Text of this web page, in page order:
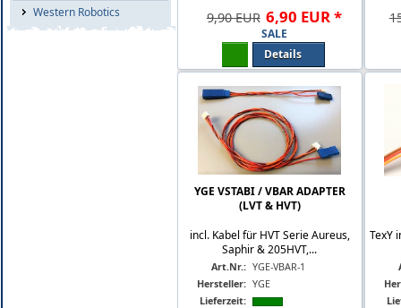
Western Robotics
9,90 EUR 6,90 EUR*
SALE
Details
YGE VSTABI / VBAR ADAPTER
(LVT & HVT)
incl. Kabel für HVT Serie Aureus,
Saphir & 205HVT,...
Art.Nr.: YGE-VBAR-1
Hersteller: YGE
Lieferzeit:
TexY